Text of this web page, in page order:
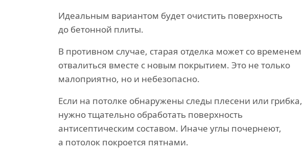
Идеальным вариантом будет очистить поверхность
до бетонной плиты.
В противном случае, старая отделка может со временем
отвалиться вместе с новым покрытием. Это не только
малоприятно, но и небезопасно.
Если на потолке обнаружены следы плесени или грибка,
нужно тщательно обработать поверхность
антисептическим составом. Иначе углы почернеют,
а потолок покроется пятнами.